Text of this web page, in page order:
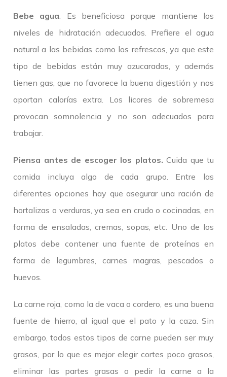
Bebe agua. Es beneficiosa porque mantiene los
niveles de hidratación adecuados. Prefiere el agua
natural a las bebidas como los refrescos, ya que este
tipo de bebidas están muy azucaradas, y además
tienen gas, que no favorece la buena digestión y nos
aportan calorías extra. Los licores de sobremesa
provocan somnolencia y no son adecuados para
trabajar.
Piensa antes de escoger los platos. Cuida que tu
comida incluya algo de cada grupo. Entre las
diferentes opciones hay que asegurar una ración de
hortalizas o verduras, ya sea en crudo o cocinadas, en
forma de ensaladas, cremas, sopas, etc. Uno de los
platos debe contener una fuente de proteínas en
forma de legumbres, carnes magras, pescados o
huevos.
La carne roja, como la de vaca o cordero, es una buena
fuente de hierro, al igual que el pato y la caza. Sin
embargo, todos estos tipos de carne pueden ser muy
grasos, por lo que es mejor elegir cortes poco grasos,
eliminar las partes grasas o pedir la carne a la